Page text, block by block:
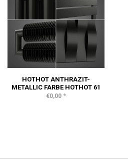
HOTHOT ANTHRAZIT-
METALLIC FARBE HOTHOT 61
€0,00 *